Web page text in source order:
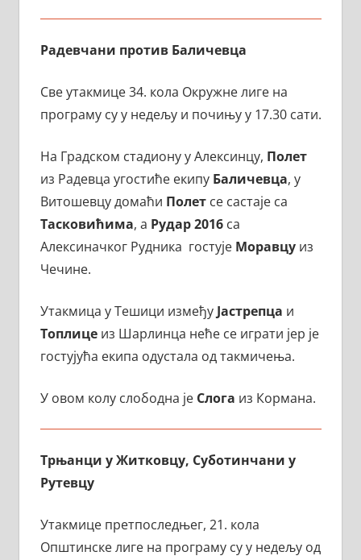
Радевчани против Баличевца
Све утакмице 34. кола Окружне лиге на
програму су у недељу и почињу у 17.30 сати.
На Градском стадиону у Алексинцу, Полет
из Радевца угостиће екипу Баличевца, у
Витошевцу домаћи Полетсе састаје са
Тасковићима, а Рудар 2016са
Алексиначког Рудника гостује Моравцуиз
Чечине.
Утакмица у Тешици измеђуЈастрепца и
Топлицеиз Шарлинца неће се играти јер је
гостујућа екипа одустала од такмичења.
У овом колу слободна је Слога из Кормана.
Трњанци у Житковцу, Суботинчани у
Рутевцу
Утакмице претпоследњег, 21. кола
Општинске лиге на програму су у недељу од